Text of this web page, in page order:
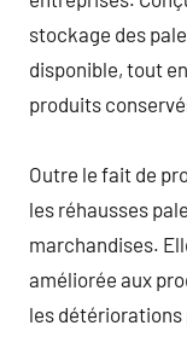
stockage des
disponible, tout
produits
Outre le fait de
les réhausses
marchandises.
améliorée aux
les détériorations